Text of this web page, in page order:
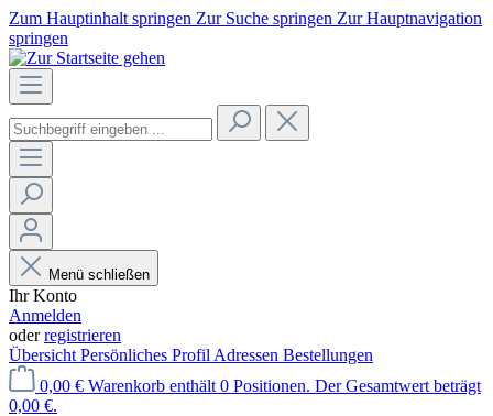
Zum Hauptinhalt springen Zur Suche springen Zur Hauptnavigation
springen
Menü schließen
Ihr Konto
Anmelden
oderregistrieren
Übersicht Persönliches Profil Adressen Bestellungen
0,00 € Warenkorb enthält 0 Positionen. Der Gesamtwert beträgt
0,00 €.